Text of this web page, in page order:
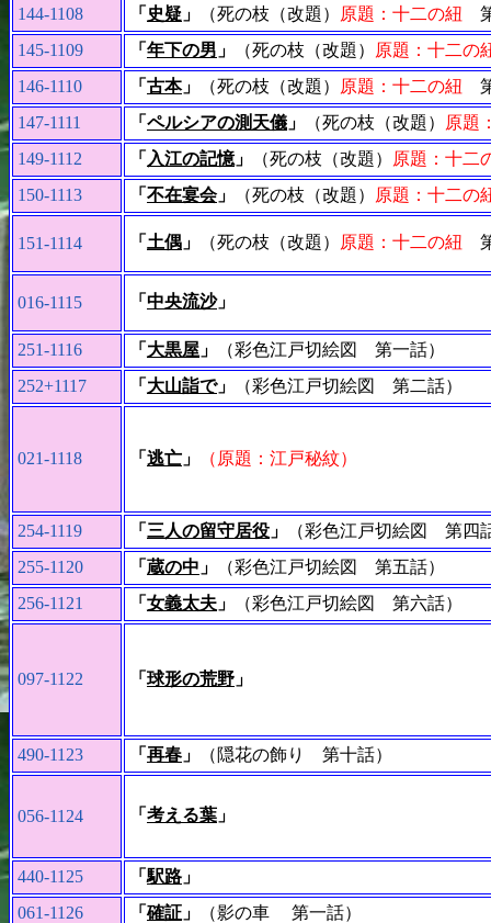
144-1108 「 史疑 」 （死の枝（改題） 原題：十二の紐
145-1109
「 年下の男 」 （死の枝（改題）
原題：十二の
146-1110
「 古本」 （死の枝（改題） 原題：十二の紐
147-1111
「 ペルシアの測天儀 」 （死の枝（改題）
原題
149-1112
「 入江の記憶」 （死の枝（改題）
原題：十二
150-1113
「 不在宴会」 （死の枝（改題） 原題：十二の
151-1114 「 土偶 」 （死の枝（改題） 原題：十二の紐
016-1115 「 中央流沙」
251-1116 「 大黒屋 」
（彩色江戸切絵図 第一話）
252+1117
「 大山詣で」 （彩色江戸切絵図 第二話）
021-1118 「 逃亡 」 （原題：江戸秘紋）
254-1119 「 三人の留守居役 」
（彩色江戸切絵図 第四
255-1120
「 蔵の中 」
（彩色江戸切絵図 第五話）
256-1121
「 女義太夫 」 （彩色江戸切絵図 第六話）
097-1122 「 球形の荒野 」
490-1123 「 再春 」 （隠花の飾り 第十話）
056-1124 「 考える葉 」
440-1125 「駅路 」
061-1126
「 確証 」 （影の車 第一話）